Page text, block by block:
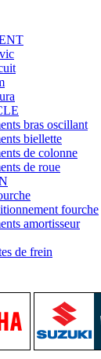
bras oscillant
biellette
de colonne
de roue
fourche
amortisseur
de frein